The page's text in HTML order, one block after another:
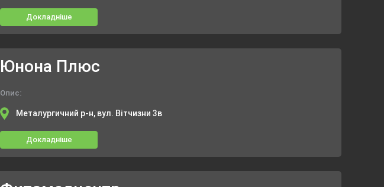
Докладніше
Юнона Плюс
Опис:
Металургичний р-н, вул. Вітчизни 3в
Докладніше